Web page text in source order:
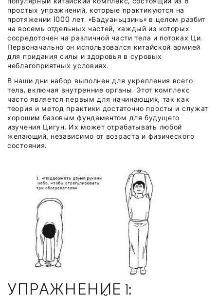
простых упражнений, которые практикуются на
протяжении 1000 лет. «Бадуаньцзинь» в целом разбит
на восемь отдельных частей, каждый из которых
сосредоточен на различной части тела и потоках Ци.
Первоначально он использовался китайской армией
для придания силы и здоровья в суровых
неблагоприятных условиях.
В наши дни набор выполнен для укрепления всего
тела, включая внутренние органы. Этот комплекс
часто является первым для начинающих, так как
теория и метод практики достаточно просты и служат
хорошим базовым фундаментом для будущего
изучения Цигун. Их может отрабатывать любой
желающий, независимо от возраста и физического
состояния.
УПРАЖНЕНИЕ 1: